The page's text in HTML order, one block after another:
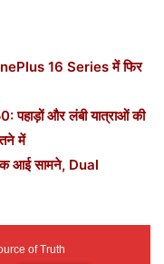
16 Series में फिर
और लंबी यात्राओं की
में
आई सामने, Dual
of Truth